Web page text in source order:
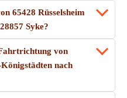
65428 Rüsselsheim
Syke?
von
nach